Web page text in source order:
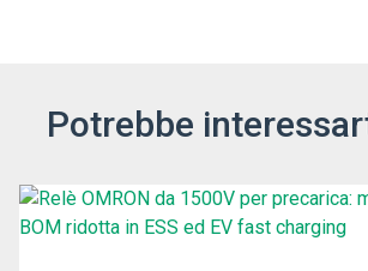
Potrebbe